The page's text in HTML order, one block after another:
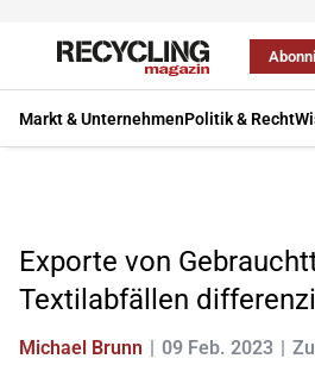
Markt & UnternehmenPolitik & Recht
Exporte von
Textilabfällen
Michael Brunn 09 Feb. 2023